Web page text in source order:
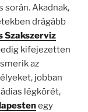
során. Akadnak,
drágább
Szakszerviz
kifejezetten
az
jobban
légkörét,
egy